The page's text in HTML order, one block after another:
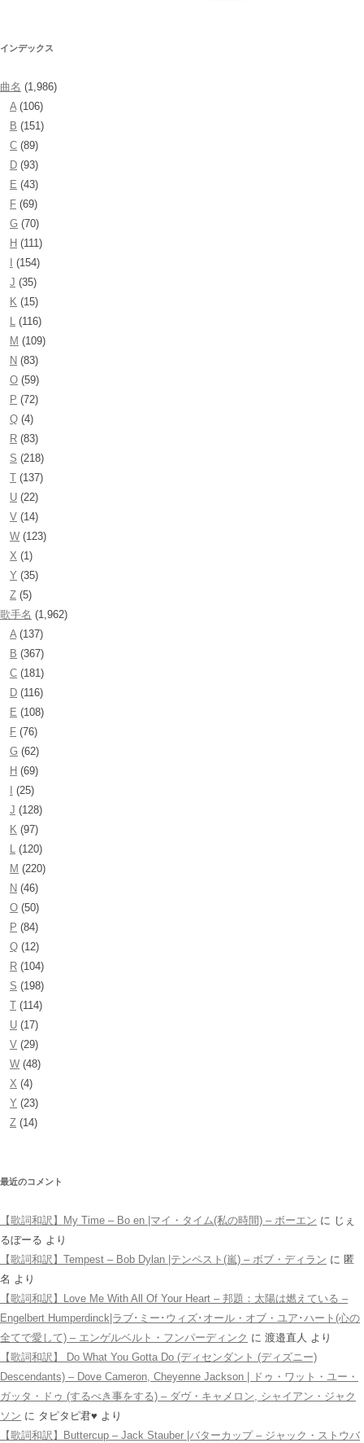
インデックス
曲名 (1,986)
A(106)
B (151)
C (89)
D (93)
E (43)
F (69)
G (70)
H (111)
(154)
J (35)
K (15)
L (116)
M (109)
N (83)
O (59)
P (72)
Q (4)
R (83)
S (218)
T (137)
U (22)
V (14)
W (123)
X (1)
Y (35)
Z (5)
歌手名 (1,962)
A(137)
B (367)
C (181)
D (116)
E (108)
F (76)
G (62)
H (69)
(25)
J (128)
K (97)
L (120)
M (220)
N (46)
O (50)
P (84)
Q (12)
R (104)
S (198)
T (114)
U (17)
V (29)
W (48)
X (4)
Y (23)
Z (14)
最近のコメント
【歌詞和訳】My Time – Bo en |マイ・タイム(私の時間) – ボーエン に じぇ
るぼーる より
【歌詞和訳】Tempest – Bob Dylan |テンペスト(嵐) – ボブ・ディラン に 匿
名 より
【歌詞和訳】Love Me With All Of Your Heart – 邦題：太陽は燃えている –
Engelbert Humperdinck|ラブ･ミー･ウィズ･オール・オブ・ユア･ハート(心の
全てで愛して) – エンゲルベルト・フンパーディンク に 渡邉直人 より
【歌詞和訳】 Do What You Gotta Do (ディセンダント (ディズニー)
Descendants) – Dove Cameron, Cheyenne Jackson | ドゥ・ワット・ユー・
ガッタ・ドゥ (するべき事をする) – ダヴ・キャメロン, シャイアン・ジャク
ソン に タピタピ君♥️ より
【歌詞和訳】Buttercup – Jack Stauber |バターカップ – ジャック・ストウバ